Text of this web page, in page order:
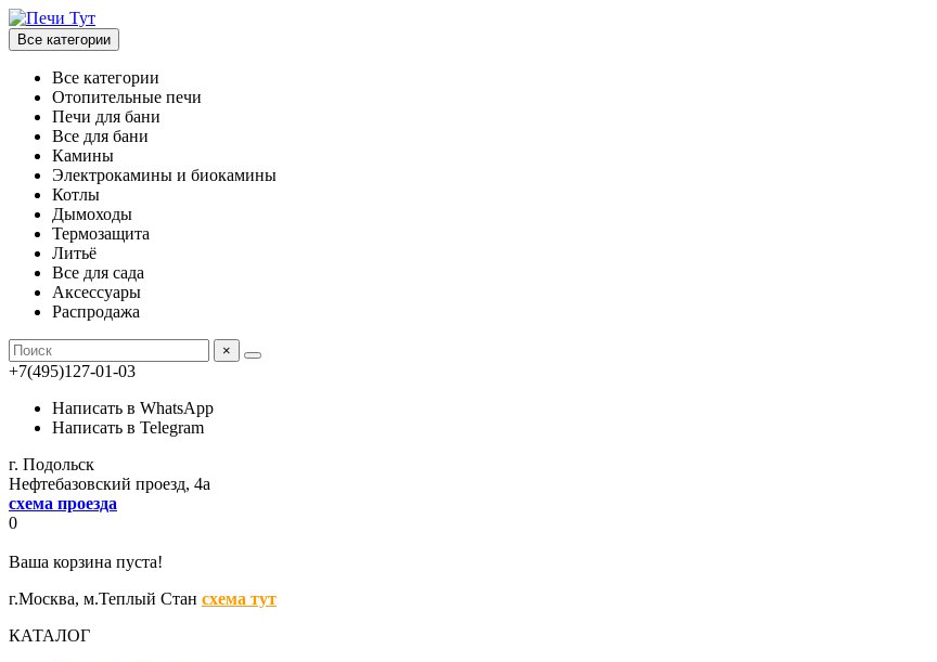
Все категории
Все категории
Отопительные печи
Печи для бани
Все для бани
Камины
Электрокамины и биокамины
Котлы
Дымоходы
Термозащита
Литьё
Все для сада
Аксессуары
Распродажа
×
+7(495)127-01-03
Написать в WhatsApp
Написать в Telegram
г. Подольск
Нефтебазовский проезд, 4а
схема проезда
0
Ваша корзина пуста!
г.Москва, м.Теплый Стан схема тут
КАТАЛОГ